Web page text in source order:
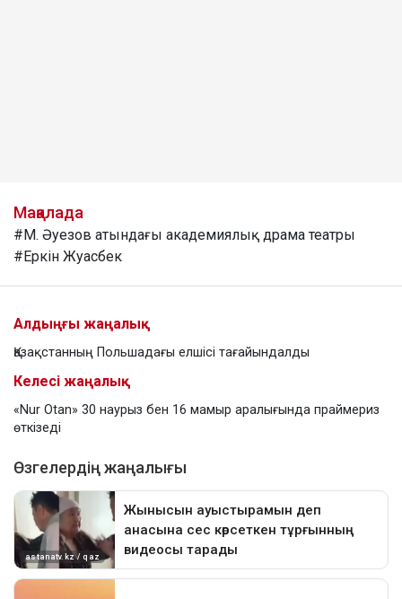
Мақалада
#М. Әуезов атындағы академиялық драма театры
#Еркін Жуасбек
Алдыңғы жаңалық
Қазақстанның Польшадағы елшісі тағайындалды
Келесі жаңалық
«Nur Otan» 30 наурыз бен 16 мамыр аралығында праймериз
өткізеді